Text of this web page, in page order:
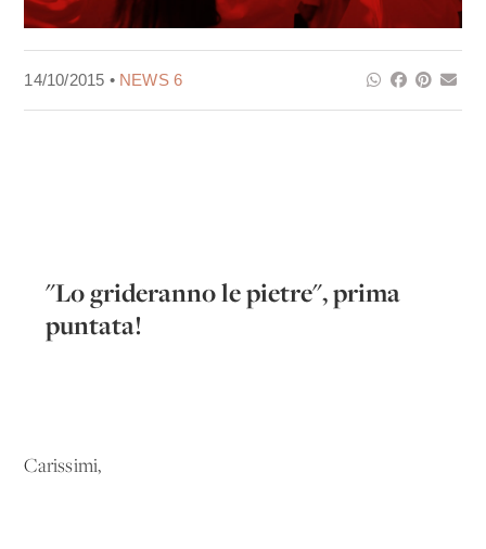
14/10/2015 • NEWS 6
"Lo grideranno le pietre", prima
puntata!
Carissimi,